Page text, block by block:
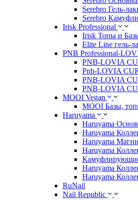
Serebro Гель-
Serebro
Irisk Professional
Irisk Топы и
Elite Line гель-
PNB Professional-
PNB-LOVIA
Pnb-LOVIA
PNB-LOVIA
PNB-LOVIA
MOOI Vegan
MOOI Базы,
Haruyama
Haruyama
Haruyama
Haruyama
Haruyama
Haruyama
Haruyama
RuNail
Nail Republic